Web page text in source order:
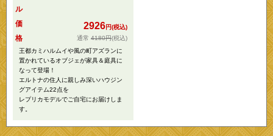
ル
価
格
2926円(税込)
4180円(税込)
王都カミハルムイや風の町アズランに
置かれているオブジェが家具＆庭具に
なって登場！
エルトナの住人に親しみ深いハウジン
グアイテム22点を
レプリカモデルでご自宅にお届けしま
す。